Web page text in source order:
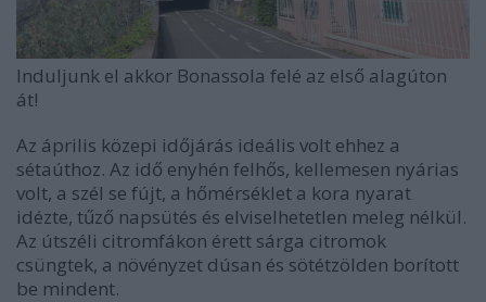
Induljunk el akkor Bonassola felé az első alagúton
át!
Az április közepi időjárás ideális volt ehhez a
sétaúthoz. Az idő enyhén felhős, kellemesen nyárias
volt, a szél se fújt, a hőmérséklet a kora nyarat
idézte, tűző napsütés és elviselhetetlen meleg nélkül.
Az útszéli citromfákon érett sárga citromok
csüngtek, a növényzet dúsan és sötétzölden borított
be mindent.